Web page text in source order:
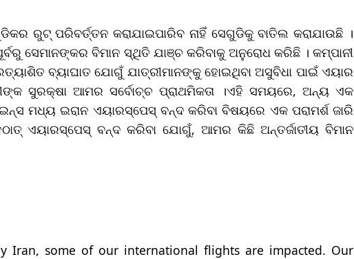
ରୁଟ୍ ପରିବର୍ତ୍ତନ କରାଯାଇପାରିବ ନାହିଁ ସେଗୁଡିକୁ ବାତିଲ କରାଯାଉଛି ।
ସେମାନଙ୍କର ବିମାନ ସ୍ଥିତି ଯାଞ୍ଚ କରିବାକୁ ଅନୁରୋଧ କରିଛି । କମ୍ପାନୀ
ବ୍ୟାଘାତ ଯୋଗୁଁ ଯାତ୍ରୀମାନଙ୍କୁ ହୋଇଥିବା ଅସୁବିଧା ପାଇଁ ଏୟାର
ସୁରକ୍ଷା ଆମର ସର୍ବୋଚ୍ଚ ପ୍ରାଥମିକତା ।ଏହି ସମୟରେ, ଅନ୍ୟ ଏକ
ମଧ୍ୟ ଇରାନ ଏୟାରସ୍ପେସ୍ ବନ୍ଦ କରିବା ବିଷୟରେ ଏକ ପରାମର୍ଶ ଜାରି
ଏୟାରସ୍ପେସ୍ ବନ୍ଦ କରିବା ଯୋଗୁଁ, ଆମର କିଛି ଅନ୍ତର୍ଜାତୀୟ ବିମାନ
Iran, some of our international flights are impacted. Our